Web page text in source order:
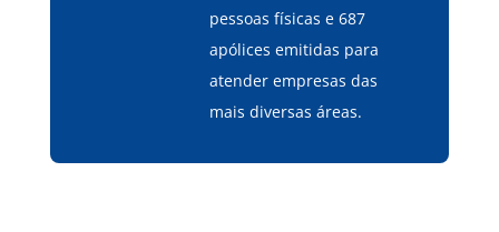
pessoas físicas e 687
apólices emitidas para
atender empresas das
mais diversas áreas.